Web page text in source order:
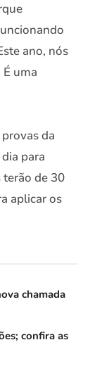
ano, nós
uma
da
para
terão de 30
aplicar os
chamada
confira as